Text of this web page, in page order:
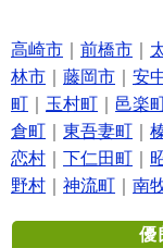
高崎市 前橋市
林市
藤岡市 安
町
玉村町 邑楽
倉町
東吾妻町
恋村
下仁田町
野村
神流町 南
優